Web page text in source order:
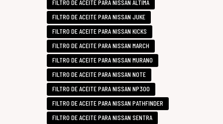
FILTRO DE ACEITE PARA NISSAN ALTIMA
FILTRO DE ACEITE PARA NISSAN JUKE
FILTRO DE ACEITE PARA NISSAN KICKS
FILTRO DE ACEITE PARA NISSAN MARCH
FILTRO DE ACEITE PARA NISSAN MURANO
FILTRO DE ACEITE PARA NISSAN NOTE
FILTRO DE ACEITE PARA NISSAN NP300
FILTRO DE ACEITE PARA NISSAN PATHFINDER
FILTRO DE ACEITE PARA NISSAN SENTRA